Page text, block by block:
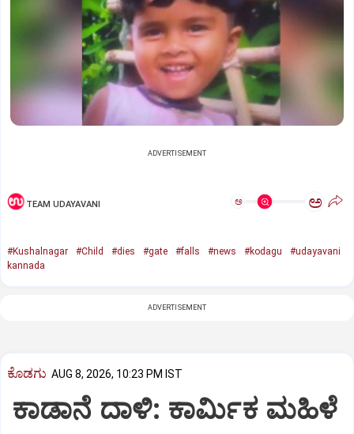
ADVERTISEMENT
TEAM UDAYAVANI ಅ ಅ
#Kushalnagar #Child #dies #gate #falls #news #kodagu
#udayavani
kannada
ADVERTISEMENT
ಕೊಡಗು AUG 8, 2026, 10:23 PM IST
ಕಾಡಾನೆ ದಾಳಿ: ಕಾರ್ಮಿಕ ಮಹಿಳೆ